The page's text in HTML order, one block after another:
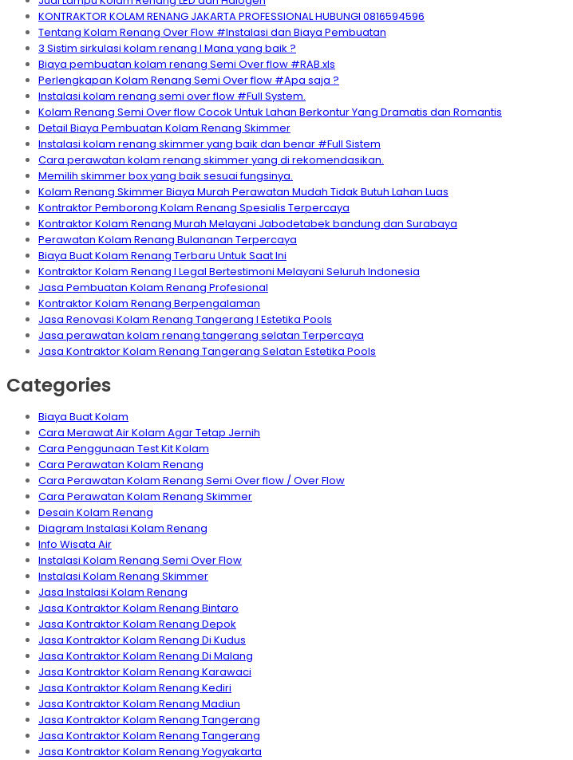
KONTRAKTOR KOLAM RENANG JAKARTA PROFESSIONAL HUBUNGI 0816594596
Tentang Kolam Renang Over Flow #Instalasi dan Biaya Pembuatan
3 Sistim sirkulasi kolam renang I Mana yang baik ?
Biaya pembuatan kolam renang Semi Over flow #RAB.xls
Perlengkapan Kolam Renang Semi Over flow #Apa saja ?
Instalasi kolam renang semi over flow #Full System.
Kolam Renang Semi Over flow Cocok Untuk Lahan Berkontur Yang Dramatis dan Romantis
Detail Biaya Pembuatan Kolam Renang Skimmer
Instalasi kolam renang skimmer yang baik dan benar #Full Sistem
Cara perawatan kolam renang skimmer yang di rekomendasikan.
Memilih skimmer box yang baik sesuai fungsinya.
Kolam Renang Skimmer Biaya Murah Perawatan Mudah Tidak Butuh Lahan Luas
Kontraktor Pemborong Kolam Renang Spesialis Terpercaya
Kontraktor Kolam Renang Murah Melayani Jabodetabek bandung dan Surabaya
Perawatan Kolam Renang Bulananan Terpercaya
Biaya Buat Kolam Renang Terbaru Untuk Saat Ini
Kontraktor Kolam Renang I Legal Bertestimoni Melayani Seluruh Indonesia
Jasa Pembuatan Kolam Renang Profesional
Kontraktor Kolam Renang Berpengalaman
Jasa Renovasi Kolam Renang Tangerang I Estetika Pools
Jasa perawatan kolam renang tangerang selatan Terpercaya
Jasa Kontraktor Kolam Renang Tangerang Selatan Estetika Pools
Categories
Biaya Buat Kolam
Cara Merawat Air Kolam Agar Tetap Jernih
Cara Penggunaan Test Kit Kolam
Cara Perawatan Kolam Renang
Cara Perawatan Kolam Renang Semi Over flow / Over Flow
Cara Perawatan Kolam Renang Skimmer
Desain Kolam Renang
Diagram Instalasi Kolam Renang
Info Wisata Air
Instalasi Kolam Renang Semi Over Flow
Instalasi Kolam Renang Skimmer
Jasa Instalasi Kolam Renang
Jasa Kontraktor Kolam Renang Bintaro
Jasa Kontraktor Kolam Renang Depok
Jasa Kontraktor Kolam Renang Di Kudus
Jasa Kontraktor Kolam Renang Di Malang
Jasa Kontraktor Kolam Renang Karawaci
Jasa Kontraktor Kolam Renang Kediri
Jasa Kontraktor Kolam Renang Madiun
Jasa Kontraktor Kolam Renang Tangerang
Jasa Kontraktor Kolam Renang Tangerang
Jasa Kontraktor Kolam Renang Yogyakarta